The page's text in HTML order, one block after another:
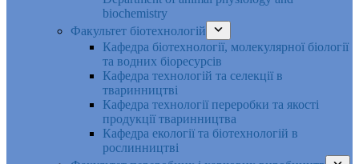
biochemistry
Факультет біотехнологій
Кафедра біотехнології, молекулярної біології
та водних біоресурсів
Кафедра технологій та селекції в
тваринництві
Кафедра технології переробки та якості
продукції тваринництва
Кафедра екології та біотехнологій в
рослинництві